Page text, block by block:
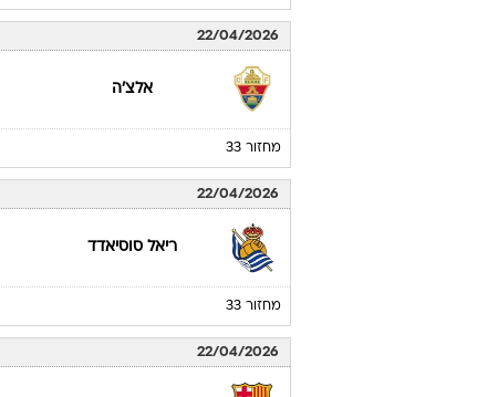
22/04/2026
אלצ'ה
מחזור 33
22/04/2026
ריאל סוסיאדד
מחזור 33
22/04/2026